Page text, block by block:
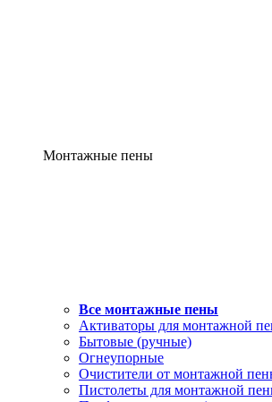
Монтажные пены
Все монтажные пены
Активаторы для монтажной
Бытовые (ручные)
Огнеупорные
Очистители от монтажной
Пистолеты для монтажной